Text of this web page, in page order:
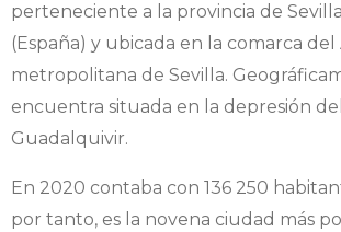
perteneciente a la provincia de
(España) y ubicada en la comarca del
metropolitana de Sevilla.
encuentra situada en la depresión
Guadalquivir.
En 2020 contaba con 136 250
por tanto, es la novena ciudad más